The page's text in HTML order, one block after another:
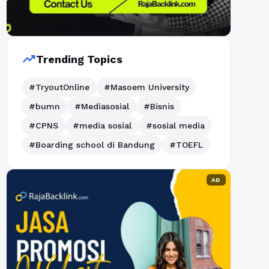
trending_upTrending Topics
#TryoutOnline
#Masoem University
#bumn
#Mediasosial
#Bisnis
#CPNS
#media sosial
#sosial media
#Boarding school di Bandung
#TOEFL
AD